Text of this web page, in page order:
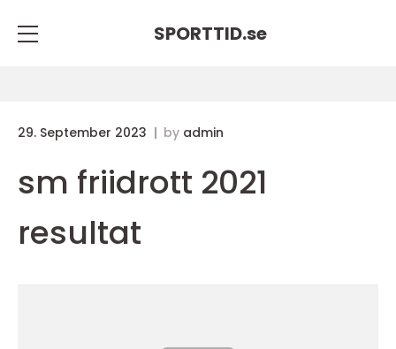
SPORTTID.se
29. September 2023 by admin
sm friidrott 2021
resultat